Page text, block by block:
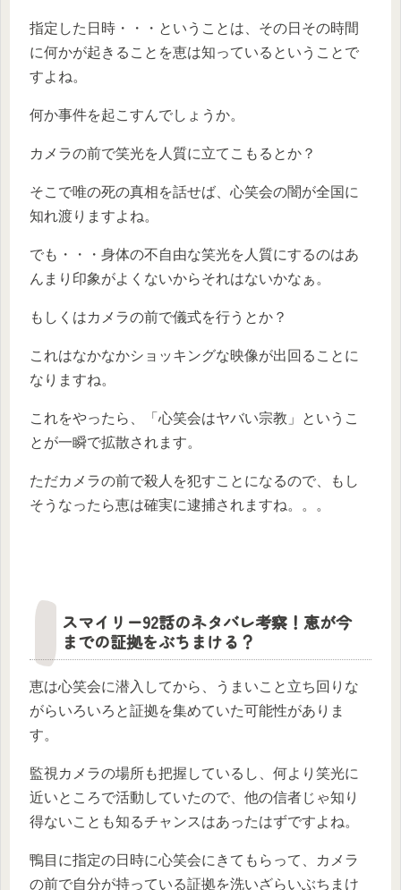
指定した日時・・・ということは、その日その時間
に何かが起きることを恵は知っているということで
すよね。
何か事件を起こすんでしょうか。
カメラの前で笑光を人質に立てこもるとか？
そこで唯の死の真相を話せば、心笑会の闇が全国に
知れ渡りますよね。
でも・・・身体の不自由な笑光を人質にするのはあ
んまり印象がよくないからそれはないかなぁ。
もしくはカメラの前で儀式を行うとか？
これはなかなかショッキングな映像が出回ることに
なりますね。
これをやったら、「心笑会はヤバい宗教」というこ
とが一瞬で拡散されます。
ただカメラの前で殺人を犯すことになるので、もし
そうなったら恵は確実に逮捕されますね。。。
スマイリー92話のネタバレ考察！恵が今
までの証拠をぶちまける？
恵は心笑会に潜入してから、うまいこと立ち回りな
がらいろいろと証拠を集めていた可能性がありま
す。
監視カメラの場所も把握しているし、何より笑光に
近いところで活動していたので、他の信者じゃ知り
得ないことも知るチャンスはあったはずですよね。
鴨目に指定の日時に心笑会にきてもらって、カメラ
の前で自分が持っている証拠を洗いざらいぶちまけ